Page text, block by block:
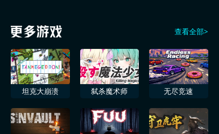
查看全部>
坦克大崩溃 弑杀魔术师 无尽竞速